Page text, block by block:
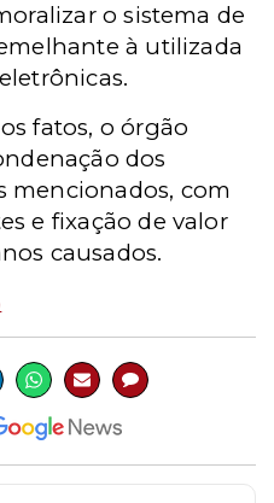
o sistema de
à utilizada
fatos, o órgão
dos
mencionados, com
e fixação de valor
causados.